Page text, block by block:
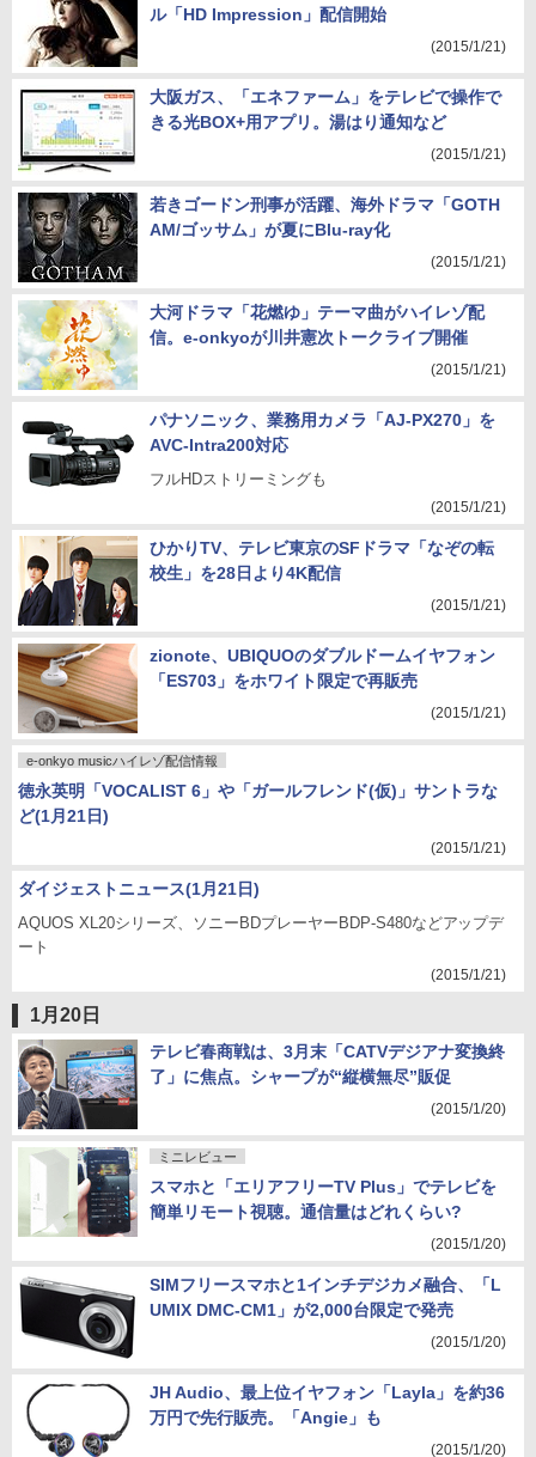
ル「HD Impression」配信開始
(2015/1/21)
大阪ガス、「エネファーム」をテレビで操作で
きる光BOX+用アプリ。湯はり通知など
(2015/1/21)
若きゴードン刑事が活躍、海外ドラマ「GOTH
AM/ゴッサム」が夏にBlu-ray化
(2015/1/21)
大河ドラマ「花燃ゆ」テーマ曲がハイレゾ配
信。e-onkyoが川井憲次トークライブ開催
(2015/1/21)
パナソニック、業務用カメラ「AJ-PX270」を
AVC-Intra200対応
フルHDストリーミングも
(2015/1/21)
ひかりTV、テレビ東京のSFドラマ「なぞの転
校生」を28日より4K配信
(2015/1/21)
zionote、UBIQUOのダブルドームイヤフォン
「ES703」をホワイト限定で再販売
(2015/1/21)
e-onkyo musicハイレゾ配信情報
徳永英明「VOCALIST 6」や「ガールフレンド(仮)」サントラな
ど(1月21日)
(2015/1/21)
ダイジェストニュース(1月21日)
AQUOS XL20シリーズ、ソニーBDプレーヤーBDP-S480などアップデ
ート
(2015/1/21)
1月20日
テレビ春商戦は、3月末「CATVデジアナ変換終
了」に焦点。シャープが“縦横無尽”販促
(2015/1/20)
ミニレビュー
スマホと「エリアフリーTV Plus」でテレビを
簡単リモート視聴。通信量はどれくらい?
(2015/1/20)
SIMフリースマホと1インチデジカメ融合、「L
UMIX DMC-CM1」が2,000台限定で発売
(2015/1/20)
JH Audio、最上位イヤフォン「Layla」を約36
万円で先行販売。「Angie」も
(2015/1/20)